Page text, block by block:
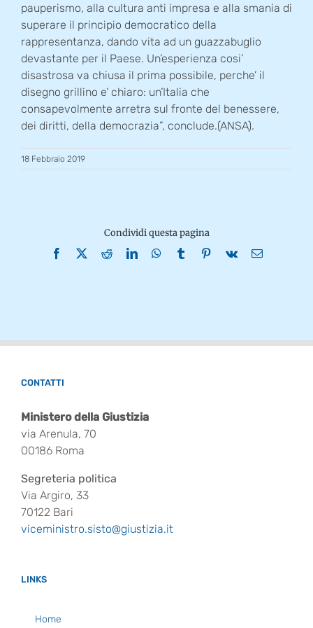
pauperismo, alla cultura anti impresa e alla smania di
superare il principio democratico della
rappresentanza, dando vita ad un guazzabuglio
devastante per il Paese. Un’esperienza cosi’
disastrosa va chiusa il prima possibile, perche’ il
disegno grillino e’ chiaro: un’Italia che
consapevolmente arretra sul fronte del benessere,
dei diritti, della democrazia”, conclude.(ANSA).
18 Febbraio 2019
Condividi questa pagina
Facebook
X RedditLinkedInWhatsApp
TumblrPinterest
Vk Email
CONTATTI
Ministero della Giustizia
via Arenula, 70
00186 Roma
Segreteria politica
Via Argiro, 33
70122 Bari
viceministro.sisto@giustizia.it
LINKS
Home